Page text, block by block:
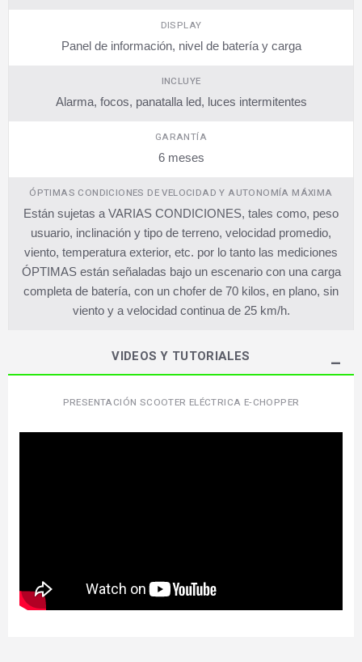
DISPLAY
Panel de información, nivel de batería y carga
INCLUYE
Alarma, focos, panatalla led, luces intermitentes
GARANTÍA
6 meses
ÓPTIMAS CONDICIONES DE VELOCIDAD Y AUTONOMÍA MÁXIMA
Están sujetas a VARIAS CONDICIONES, tales como, peso
usuario, inclinación y tipo de terreno, velocidad promedio,
viento, temperatura exterior, etc. por lo tanto las mediciones
ÓPTIMAS están señaladas bajo un escenario con una carga
completa de batería, con un chofer de 70 kilos, en plano, sin
viento y a velocidad continua de 25 km/h.
VIDEOS Y TUTORIALES
PRESENTACIÓN SCOOTER ELÉCTRICA E-CHOPPER